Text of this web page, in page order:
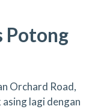
Potong
Orchard Road,
lagi dengan